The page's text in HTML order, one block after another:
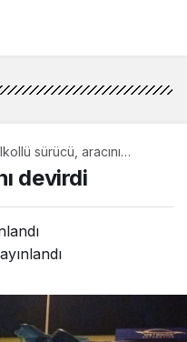
sürücü, aracını
devirdidevirdi